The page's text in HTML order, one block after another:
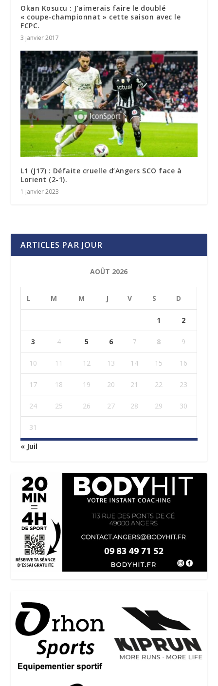
Okan Kosucu : J’aimerais faire le doublé
« coupe-championnat » cette saison avec le
FCPC.
3 janvier 2017
L1 (J17) : Défaite cruelle d’Angers SCO face à
Lorient (2-1).
1 janvier 2023
ARTICLES PAR JOUR
AOÛT 2026
L M M J V S D
1 2
3 4 5 6 7 8 9
10 11 12 13 14 15 16
17 18 19 20 21 22 23
24 25 26 27 28 29 30
31
« Juil